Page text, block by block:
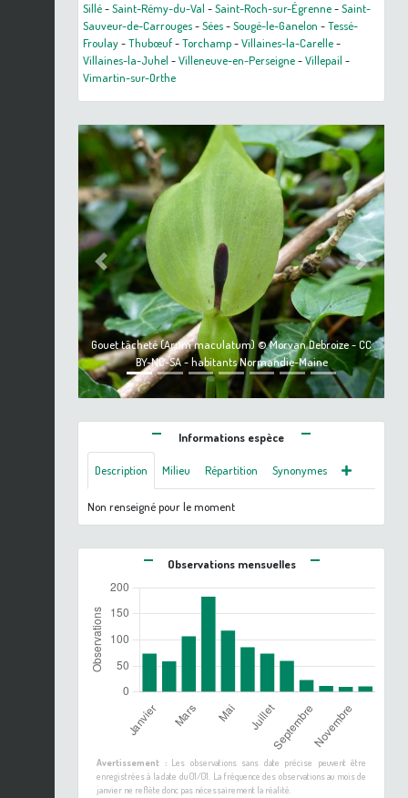
Sillé-Saint-Rémy-du-Val -Saint-Roch-sur-Égrenne-Saint-
Sauveur-de-Carrouges-Sées-Sougé-le-Ganelon -Tessé-
Froulay-Thubœuf-Torchamp-Villaines-la-Carelle-
Villaines-la-Juhel -Villeneuve-en-Perseigne-Villepail -
Vimartin-sur-Orthe
Gouet tâcheté (Arum maculatum) © Morvan Debroize - CC
BY-NC-SA - habitants Normandie-Maine
Previous Next
Informations espèce
Description Milieu Répartition Synonymes
Non renseigné pour le moment
Observations mensuelles
Avertissement :Les observations sans date précise peuvent être
enregistrées à la date du 01/01. La fréquence des observations au mois de
janvier ne reflète donc pas nécessairement la réalité.